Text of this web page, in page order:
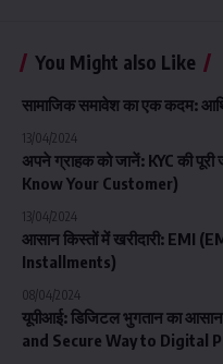
You Might also Like
सामाजिक समावेश का एक कदम:
13/04/2024
अपने ग्राहक को जानें: KYC की
Know Your Customer)
13/04/2024
आसान किस्तों में खरीदारी: EMI
Installments)
08/04/2024
यूपीआई: डिजिटल भुगतान का
and Secure Way to Digital